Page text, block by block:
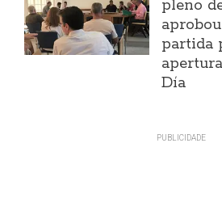
pleno
partida
Día